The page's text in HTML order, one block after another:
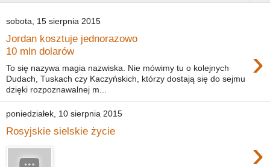
sobota, 15 sierpnia 2015
Jordan kosztuje jednorazowo
10 mln dolarów
›
To się nazywa magia nazwiska. Nie mówimy tu o kolejnych
Dudach, Tuskach czy Kaczyńskich, którzy dostają się do sejmu
dzięki rozpoznawalnej m...
poniedziałek, 10 sierpnia 2015
Rosyjskie sielskie życie
›